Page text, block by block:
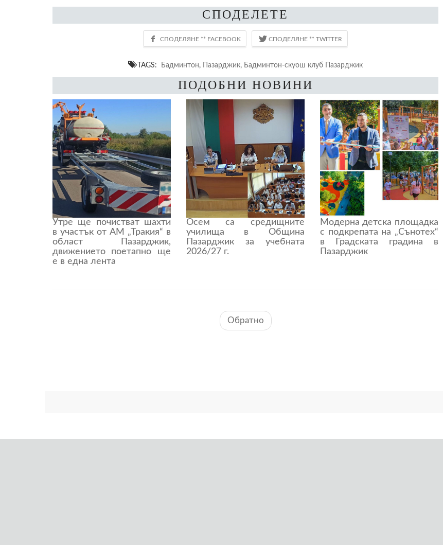
СПОДЕЛЕТЕ
TAGS: Бадминтон, Пазарджик, Бадминтон-скуош клуб Пазарджик
ПОДОБНИ НОВИНИ
Утре ще почистват шахти
в участък от АМ „Тракия“ в
област Пазарджик,
движението поетапно ще
е в една лента
Осем са средищните
училища в Община
Пазарджик за учебната
2026/27 г.
Модерна детска площадка
с подкрепата на „Сънотех“
в Градската градина в
Пазарджик
Обратно